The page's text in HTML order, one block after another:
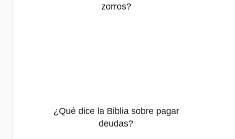
zorros?
¿Qué dice la Biblia sobre pagar
deudas?